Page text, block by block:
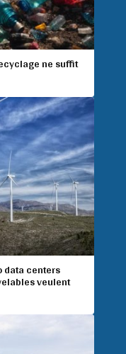
ne suffit
centers
veulent